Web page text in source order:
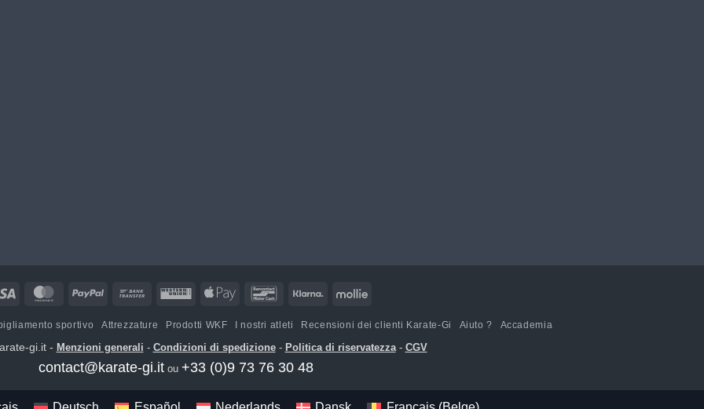
Visa MasterCardPayPal
Bonifico Western Apple
BancontactKlarna Mollie
sportivo Attrezzature Prodotti WKF I nostri atleti Recensioni dei clienti Karate-Gi Aiuto ? Accademia
gi.it - Menzioni generali - Condizioni di spedizione- Politica di riservatezza- CGV
contact@karate-gi.it ou +33 (0)9 73 76 30 48